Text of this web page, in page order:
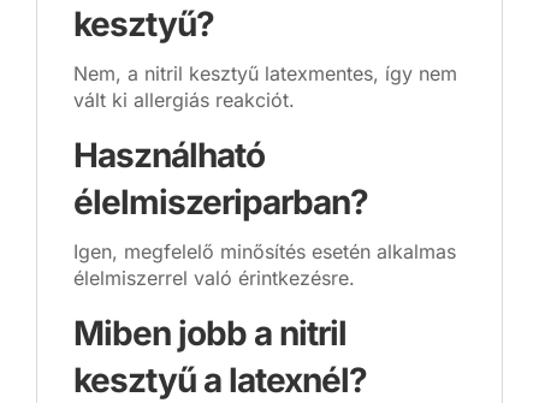
kesztyű?
Nem, a nitril kesztyű latexmentes, így nem
vált ki allergiás reakciót.
Használható
élelmiszeriparban?
Igen, megfelelő minősítés esetén alkalmas
élelmiszerrel való érintkezésre.
Miben jobb a nitril
kesztyű a latexnél?